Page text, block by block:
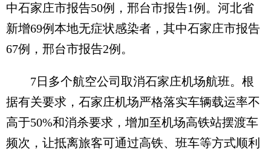
中石家庄市报告50例，邢台市报告1例。河北省
新增69例本地无症状感染者，其中石家庄市报告
67例，邢台市报告2例。
7日多个航空公司取消石家庄机场航班。根
据有关要求，石家庄机场严格落实车辆载运率不
高于50%和消杀要求，增加至机场高铁站摆渡车
频次，让抵离旅客可通过高铁、班车等方式顺利